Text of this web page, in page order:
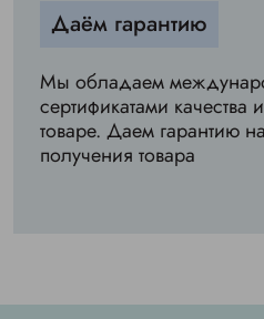
Даём гарантию
Мы обладаем
сертификатами качества
товаре. Даем гарантию
получения товара